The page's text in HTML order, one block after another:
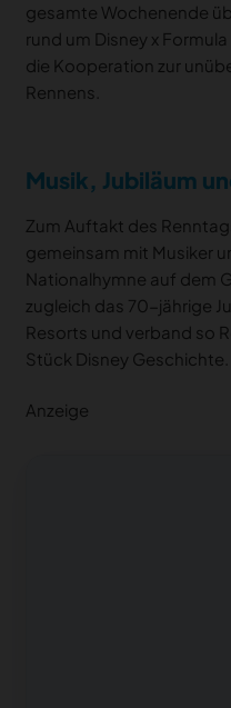
gesamte Wochenende
rund um Disney x
die Kooperation zur
Rennens.
Musik, Jubiläum
Zum Auftakt des
gemeinsam mit Musiker
Nationalhymne auf dem
zugleich das 70-jährige
Resorts und verband so
Stück Disney Geschichte.
Anzeige